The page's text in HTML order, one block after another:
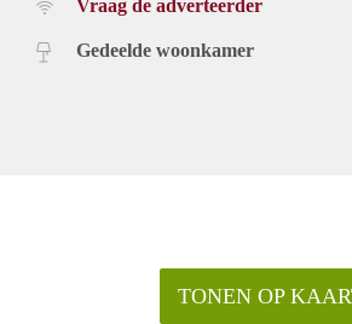
Vraag de adverteerder
Gedeelde woonkamer
TONEN OP